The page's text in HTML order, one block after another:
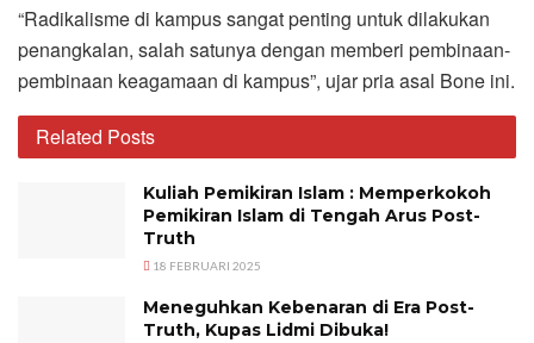
“Radikalisme di kampus sangat penting untuk dilakukan
penangkalan, salah satunya dengan memberi pembinaan-
pembinaan keagamaan di kampus”, ujar pria asal Bone ini.
Related Posts
Kuliah Pemikiran Islam : Memperkokoh
Pemikiran Islam di Tengah Arus Post-
Truth
18 FEBRUARI 2025
Meneguhkan Kebenaran di Era Post-
Truth, Kupas Lidmi Dibuka!